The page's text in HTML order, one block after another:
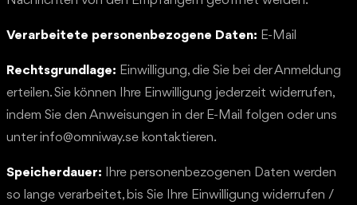
Verarbeitete personenbezogene Daten: E-Mail
Rechtsgrundlage: Einwilligung, die Sie bei der Anmeldung
erteilen. Sie können Ihre Einwilligung jederzeit widerrufen,
indem Sie den Anweisungen in der E-Mail folgen oder uns
unter info@omniway.se kontaktieren.
Speicherdauer: Ihre personenbezogenen Daten werden
so lange verarbeitet, bis Sie Ihre Einwilligung widerrufen /